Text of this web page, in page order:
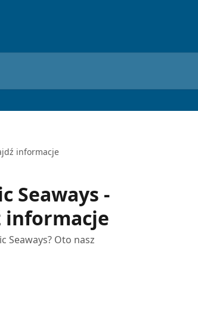
informacje
Seaways -
informacje
Seaways? Oto nasz